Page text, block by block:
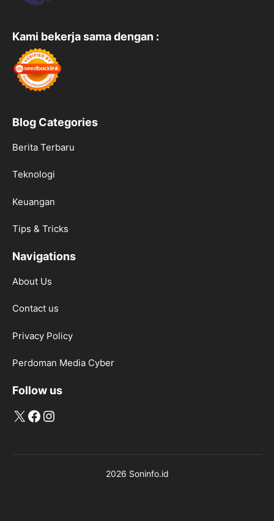
Kami bekerja sama dengan :
Blog Categories
Berita Terbaru
Teknologi
Keuangan
Tips & Tricks
Navigations
About Us
Contact us
Privacy Policy
Perdoman Media Cyber
Follow us
X Facebook
Instagram
2026 Soninfo.id